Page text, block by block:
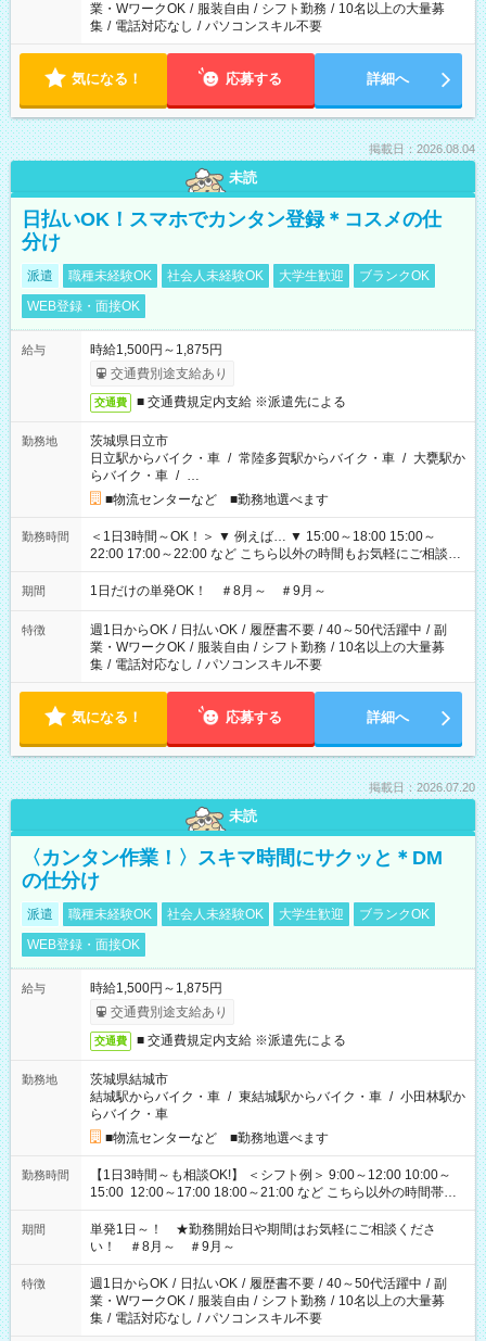
業・WワークOK / 服装自由 / シフト勤務 / 10名以上の大量募
集 / 電話対応なし / パソコンスキル不要
気になる！ 応募する 詳細へ
掲載日：2026.08.04
未読
日払いOK！スマホでカンタン登録＊コスメの仕
分け
派遣 職種未経験OK 社会人未経験OK 大学生歓迎
ブランクOK
WEB登録・面接OK
給与
時給1,500円～1,875円
交通費別途支給あり
交通費 ■ 交通費規定内支給 ※派遣先による
勤務地
茨城県日立市
日立駅からバイク・車 / 常陸多賀駅からバイク・車 / 大甕駅か
らバイク・車 / …
■物流センターなど ■勤務地選べます
勤務時間
＜1日3時間～OK！＞ ▼ 例えば… ▼ 15:00～18:00 15:00～
22:00 17:00～22:00 など こちら以外の時間もお気軽にご相談く
ださい！
期間 1日だけの単発OK！ ＃8月～ ＃9月～
特徴 週1日からOK / 日払いOK / 履歴書不要 / 40～50代活躍中 / 副
業・WワークOK / 服装自由 / シフト勤務 / 10名以上の大量募
集 / 電話対応なし / パソコンスキル不要
気になる！ 応募する 詳細へ
掲載日：2026.07.20
未読
〈カンタン作業！〉スキマ時間にサクッと＊DM
の仕分け
派遣 職種未経験OK 社会人未経験OK 大学生歓迎
ブランクOK
WEB登録・面接OK
給与
時給1,500円～1,875円
交通費別途支給あり
交通費 ■ 交通費規定内支給 ※派遣先による
勤務地
茨城県結城市
結城駅からバイク・車 / 東結城駅からバイク・車 / 小田林駅か
らバイク・車
■物流センターなど ■勤務地選べます
勤務時間
【1日3時間～も相談OK!】 ＜シフト例＞ 9:00～12:00 10:00～
15:00 12:00～17:00 18:00～21:00 など こちら以外の時間帯も
お気軽にご相談ください！
期間
単発1日～！ ★勤務開始日や期間はお気軽にご相談くださ
い！ ＃8月～ ＃9月～
特徴 週1日からOK / 日払いOK / 履歴書不要 / 40～50代活躍中 / 副
業・WワークOK / 服装自由 / シフト勤務 / 10名以上の大量募
集 / 電話対応なし / パソコンスキル不要